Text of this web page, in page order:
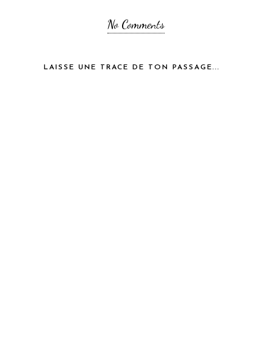
No Comments
LAISSE UNE TRACE DE TON PASSAGE...